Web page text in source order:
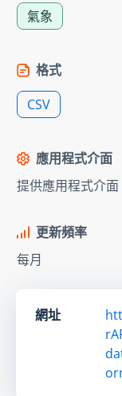
氣象
格式
CSV
應用程式介面
提供應用程式介面
更新頻率
每月
網址